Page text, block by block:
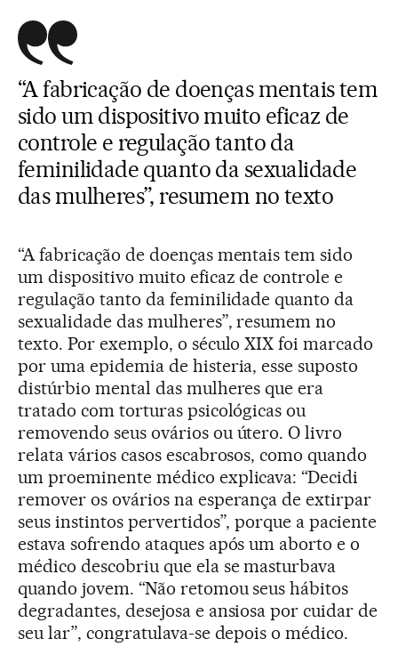
“A fabricação de doenças mentais tem
sido um dispositivo muito eficaz de
controle e regulação tanto da
feminilidade quanto da sexualidade
das mulheres”, resumem no texto
“A fabricação de doenças mentais tem sido
um dispositivo muito eficaz de controle e
regulação tanto da feminilidade quanto da
sexualidade das mulheres”, resumem no
texto. Por exemplo, o século XIX foi marcado
por uma epidemia de histeria, esse suposto
distúrbio mental das mulheres que era
tratado com torturas psicológicas ou
removendo seus ovários ou útero. O livro
relata vários casos escabrosos, como quando
um proeminente médico explicava: “Decidi
remover os ovários na esperança de extirpar
seus instintos pervertidos”, porque a paciente
estava sofrendo ataques após um aborto e o
médico descobriu que ela se masturbava
quando jovem. “Não retomou seus hábitos
degradantes, desejosa e ansiosa por cuidar de
seu lar”, congratulava-se depois o médico.